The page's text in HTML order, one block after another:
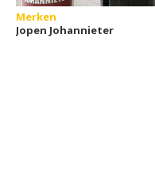
Merken
Jopen Johannieter